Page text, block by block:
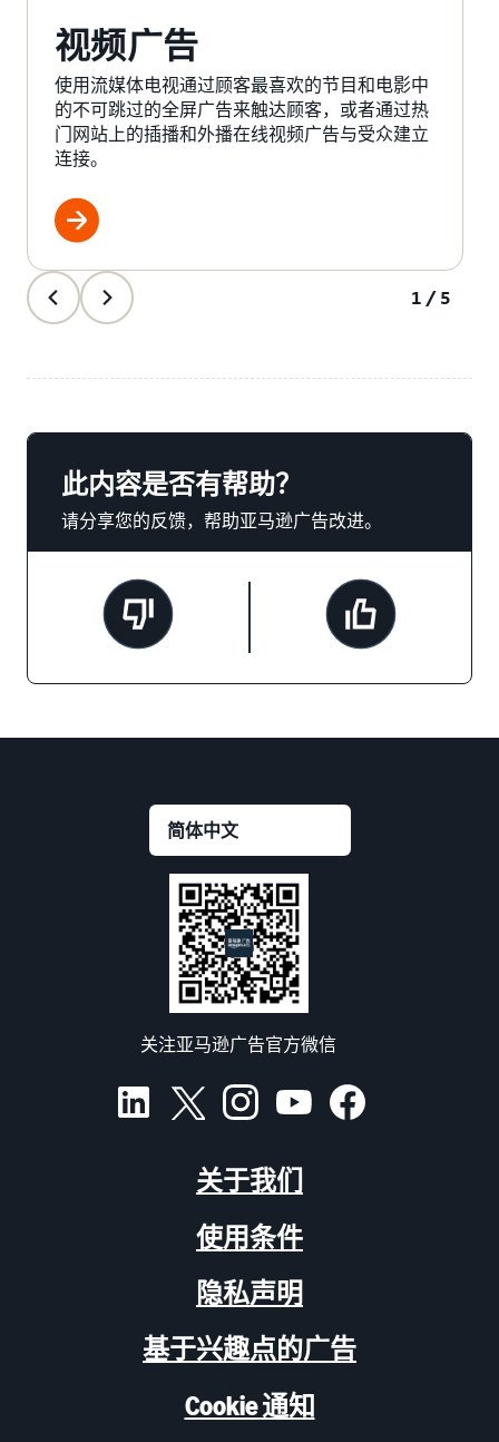
视频广告
使用流媒体电视通过顾客最喜欢的节目和电影中
的不可跳过的全屏广告来触达顾客，或者通过热
门网站上的插播和外播在线视频广告与受众建立
连接。
1/5
此内容是否有帮助？
请分享您的反馈，帮助亚马逊广告改进。
关注亚马逊广告官方微信
关于我们
使用条件
隐私声明
基于兴趣点的广告
Cookie 通知